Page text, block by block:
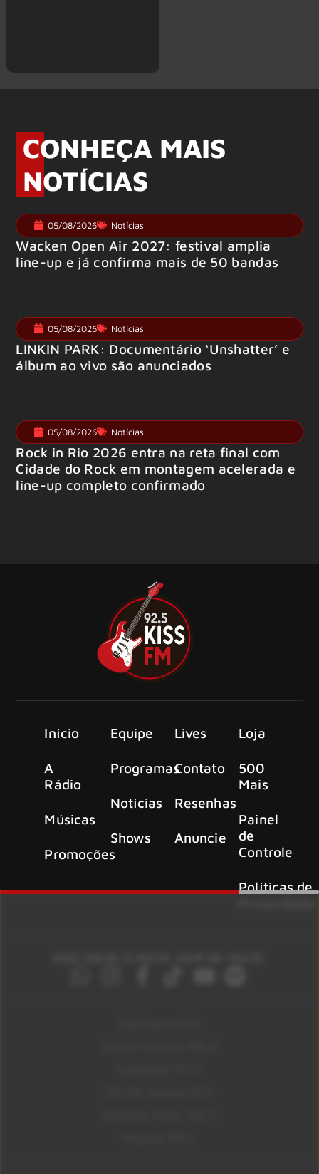
CONHEÇA MAIS
NOTÍCIAS
05/08/2026 Notícias
Wacken Open Air 2027: festival amplia
line-up e já confirma mais de 50 bandas
05/08/2026 Notícias
LINKIN PARK: Documentário ‘Unshatter’ e
álbum ao vivo são anunciados
05/08/2026 Notícias
Rock in Rio 2026 entra na reta final com
Cidade do Rock em montagem acelerada e
line-up completo confirmado
Início
A
Rádio
Músicas
Promoções
Equipe
Programas
Notícias
Shows
Lives
Contato
Resenhas
Anuncie
Loja
500
Mais
Painel
de
Controle
Políticas de